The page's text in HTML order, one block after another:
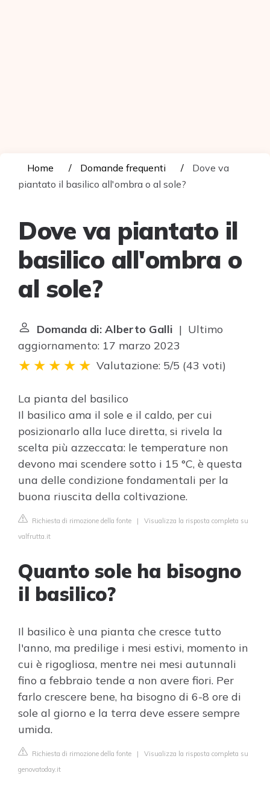
Home Domande frequenti
Dove va
piantato il basilico all'ombra o al sole?
Dove va piantato il
basilico all'ombra o
al sole?
Domanda di: Alberto Galli | Ultimo
aggiornamento: 17 marzo 2023
Valutazione: 5/5 (43 voti)
La pianta del basilico
Il basilico ama il sole e il caldo, per cui
posizionarlo alla luce diretta, si rivela la
scelta più azzeccata: le temperature non
devono mai scendere sotto i 15 °C, è questa
una delle condizione fondamentali per la
buona riuscita della coltivazione.
Richiesta di rimozione della fonte | Visualizza la risposta completa su
valfrutta.it
Quanto sole ha bisogno
il basilico?
Il basilico è una pianta che cresce tutto
l'anno, ma predilige i mesi estivi, momento in
cui è rigogliosa, mentre nei mesi autunnali
fino a febbraio tende a non avere fiori. Per
farlo crescere bene, ha bisogno di 6-8 ore di
sole al giorno e la terra deve essere sempre
umida.
Richiesta di rimozione della fonte | Visualizza la risposta completa su
genovatoday.it